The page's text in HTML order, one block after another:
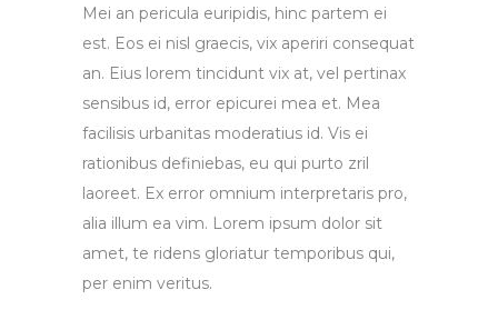
Mei an pericula euripidis, hinc partem ei
est. Eos ei nisl graecis, vix aperiri consequat
an. Eius lorem tincidunt vix at, vel pertinax
sensibus id, error epicurei mea et. Mea
facilisis urbanitas moderatius id. Vis ei
rationibus definiebas, eu qui purto zril
laoreet. Ex error omnium interpretaris pro,
alia illum ea vim. Lorem ipsum dolor sit
amet, te ridens gloriatur temporibus qui,
per enim veritus.